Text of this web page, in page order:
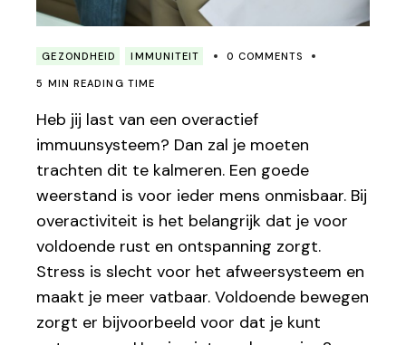
GEZONDHEID IMMUNITEIT 0 COMMENTS
5 MIN READING TIME
Heb jij last van een overactief
immuunsysteem? Dan zal je moeten
trachten dit te kalmeren. Een goede
weerstand is voor ieder mens onmisbaar. Bij
overactiviteit is het belangrijk dat je voor
voldoende rust en ontspanning zorgt.
Stress is slecht voor het afweersysteem en
maakt je meer vatbaar. Voldoende bewegen
zorgt er bijvoorbeeld voor dat je kunt